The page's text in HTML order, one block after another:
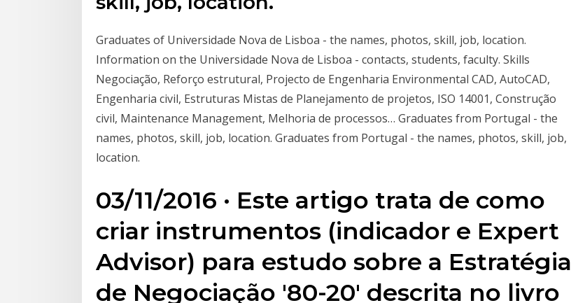
Graduates of Universidade Nova de Lisboa - the names, photos, skill, job, location.
Information on the Universidade Nova de Lisboa - contacts, students, faculty. Skills
Negociação, Reforço estrutural, Projecto de Engenharia Environmental CAD, AutoCAD,
Engenharia civil, Estruturas Mistas de Planejamento de projetos, ISO 14001, Construção
civil, Maintenance Management, Melhoria de processos… Graduates from Portugal - the
names, photos, skill, job, location. Graduates from Portugal - the names, photos, skill, job,
location.
03/11/2016 · Este artigo trata de como
criar instrumentos (indicador e Expert
Advisor) para estudo sobre a Estratégia
de Negociação '80-20' descrita no livro